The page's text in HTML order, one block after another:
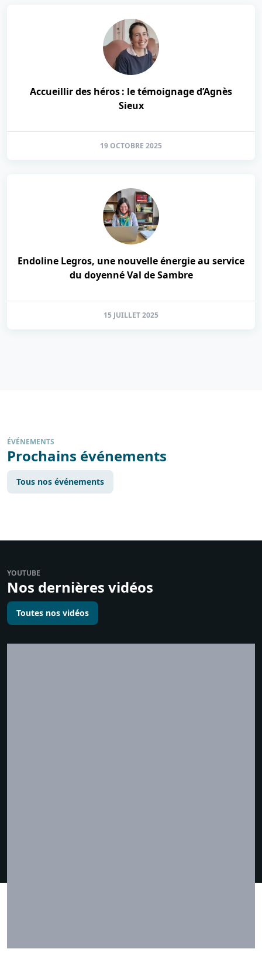
Accueillir des héros : le témoignage d’Agnès
Sieux
19 OCTOBRE 2025
Endoline Legros, une nouvelle énergie au service
du doyenné Val de Sambre
15 JUILLET 2025
ÉVÉNEMENTS
Prochains événements
Tous nos événements
YOUTUBE
Nos dernières vidéos
Toutes nos vidéos